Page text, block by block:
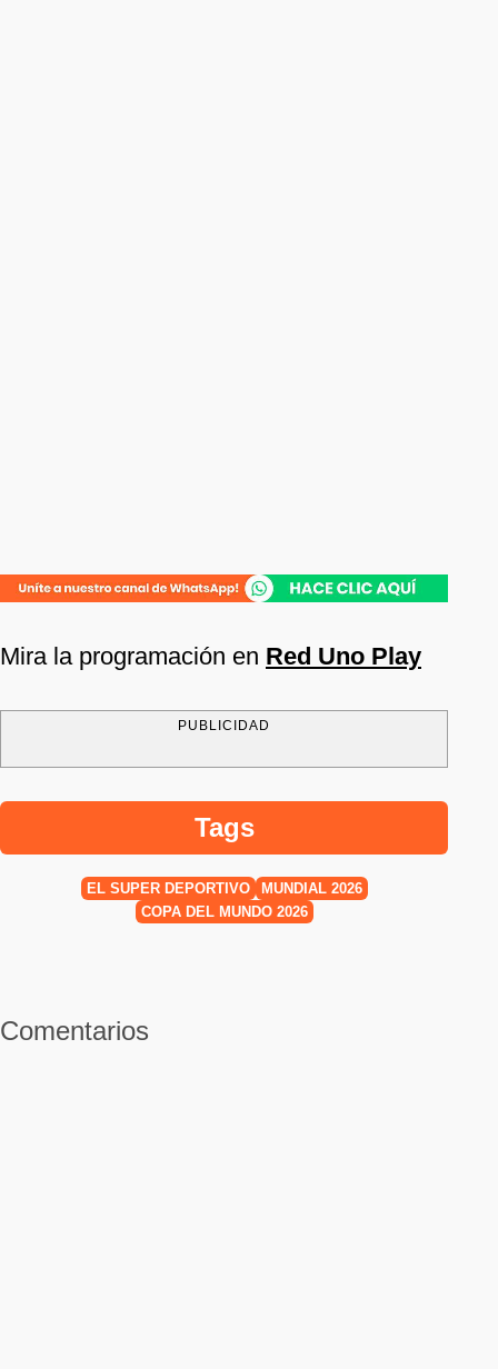
Mira la programación en Red Uno Play
PUBLICIDAD
Tags
EL SÚPER DEPORTIVO
MUNDIAL 2026
COPA DEL MUNDO 2026
Comentarios